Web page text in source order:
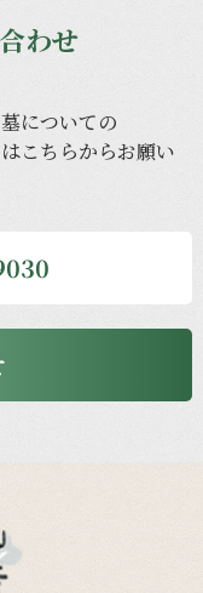
わせ
についての
こちらからお願い